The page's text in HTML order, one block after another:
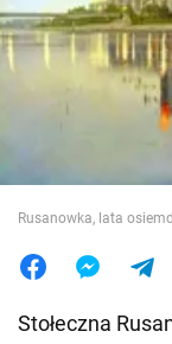
Wojna na
Jedzenie
Rusanowka, lata
Stołeczna